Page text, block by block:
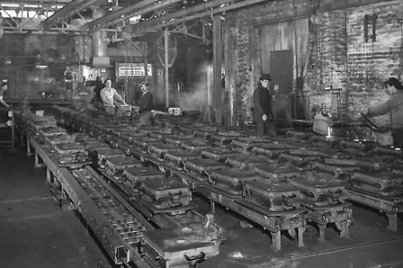
la fonderie de seconde fusion s'est développée
ardennais ont maîtrisé successivement avec succès
à coeur noir (1923) , et la fonte à graphite
présente, beaucoup d''usines ont disparu depuis les
des trois chantiers mécanisés "à rouleaux" installés, au
Huet à Vivier-ai-Court.. C'est l'illustration de l'effort de
1968).